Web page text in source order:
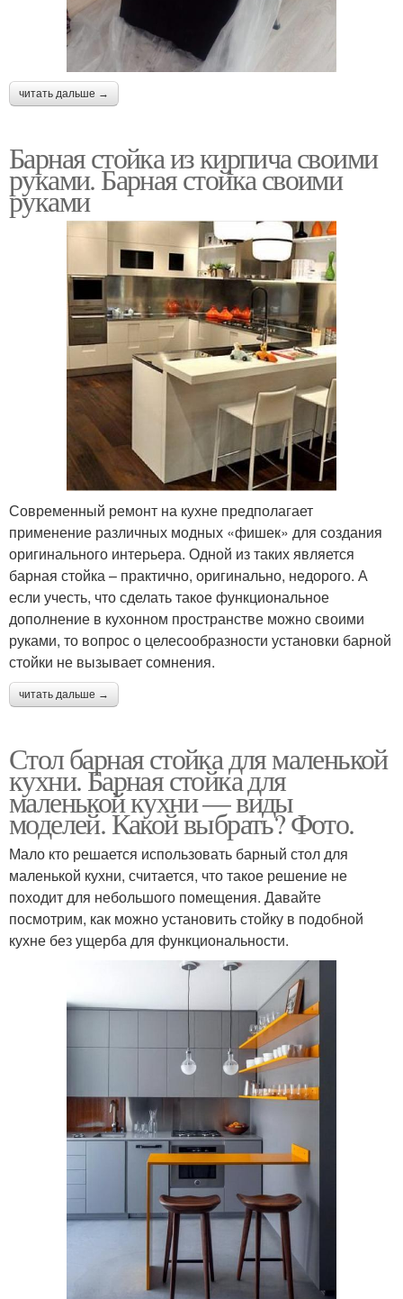
читать дальше →
Барная стойка из кирпича своими
руками. Барная стойка своими
руками
Современный ремонт на кухне предполагает
применение различных модных «фишек» для создания
оригинального интерьера. Одной из таких является
барная стойка – практично, оригинально, недорого. А
если учесть, что сделать такое функциональное
дополнение в кухонном пространстве можно своими
руками, то вопрос о целесообразности установки барной
стойки не вызывает сомнения.
читать дальше →
Стол барная стойка для маленькой
кухни. Барная стойка для
маленькой кухни — виды
моделей. Какой выбрать? Фото.
Мало кто решается использовать барный стол для
маленькой кухни, считается, что такое решение не
походит для небольшого помещения. Давайте
посмотрим, как можно установить стойку в подобной
кухне без ущерба для функциональности.